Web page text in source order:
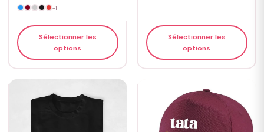
+1
Sélectionner les
options
Sélectionner les
options